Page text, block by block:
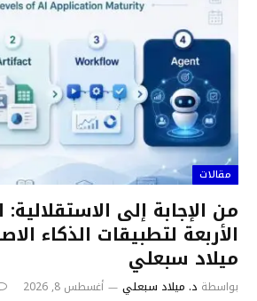
مقالات
من الإجابة إلى
الأربعة لتطبيقات الذكاء
ميلاد سبعلي
بواسطة د. ميلاد سبعلي أغسطس 8, 2026